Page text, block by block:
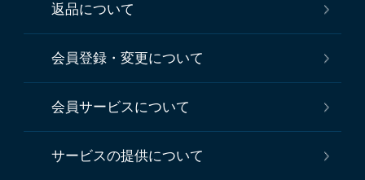
返品について
会員登録・変更について
会員サービスについて
サービスの提供について